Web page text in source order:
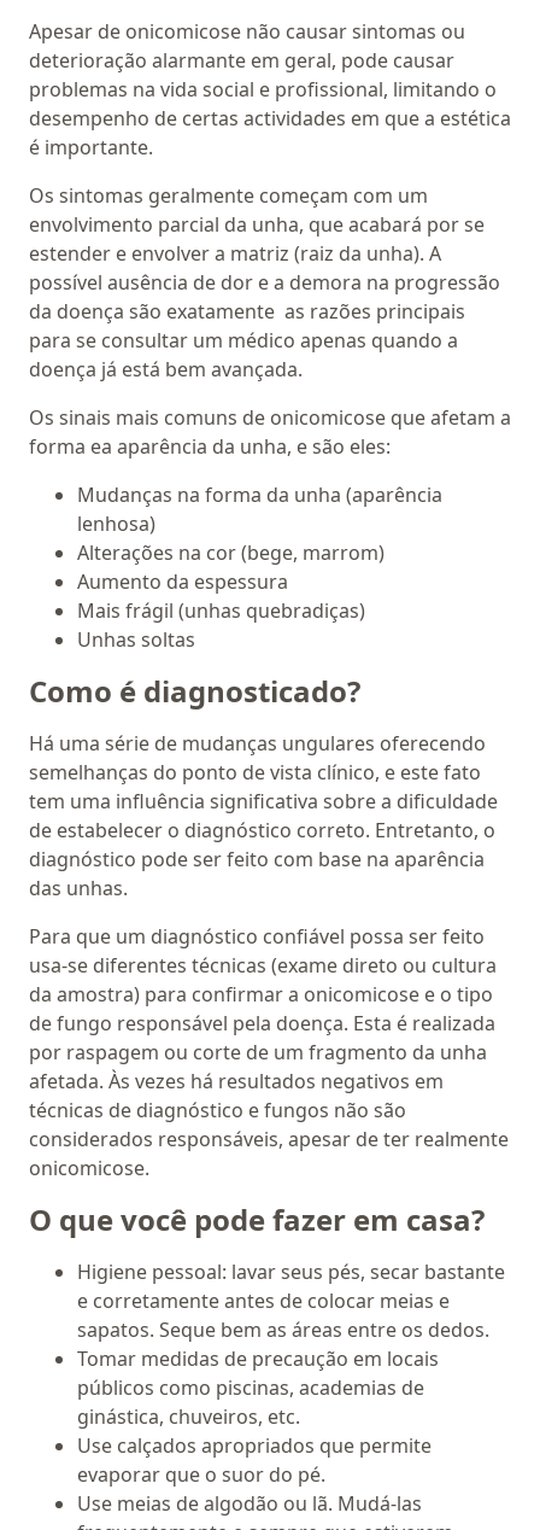
Apesar de onicomicose não causar sintomas ou
deterioração alarmante em geral, pode causar
problemas na vida social e profissional, limitando o
desempenho de certas actividades em que a estética
é importante.
Os sintomas geralmente começam com um
envolvimento parcial da unha, que acabará por se
estender e envolver a matriz (raiz da unha). A
possível ausência de dor e a demora na progressão
da doença são exatamente as razões principais
para se consultar um médico apenas quando a
doença já está bem avançada.
Os sinais mais comuns de onicomicose que afetam a
forma ea aparência da unha, e são eles:
Mudanças na forma da unha (aparência
lenhosa)
Alterações na cor (bege, marrom)
Aumento da espessura
Mais frágil (unhas quebradiças)
Unhas soltas
Como é diagnosticado?
Há uma série de mudanças ungulares oferecendo
semelhanças do ponto de vista clínico, e este fato
tem uma influência significativa sobre a dificuldade
de estabelecer o diagnóstico correto. Entretanto, o
diagnóstico pode ser feito com base na aparência
das unhas.
Para que um diagnóstico confiável possa ser feito
usa-se diferentes técnicas (exame direto ou cultura
da amostra) para confirmar a onicomicose e o tipo
de fungo responsável pela doença. Esta é realizada
por raspagem ou corte de um fragmento da unha
afetada. Às vezes há resultados negativos em
técnicas de diagnóstico e fungos não são
considerados responsáveis, apesar de ter realmente
onicomicose.
O que você pode fazer em casa?
Higiene pessoal: lavar seus pés, secar bastante
e corretamente antes de colocar meias e
sapatos. Seque bem as áreas entre os dedos.
Tomar medidas de precaução em locais
públicos como piscinas, academias de
ginástica, chuveiros, etc.
Use calçados apropriados que permite
evaporar que o suor do pé.
Use meias de algodão ou lã. Mudá-las